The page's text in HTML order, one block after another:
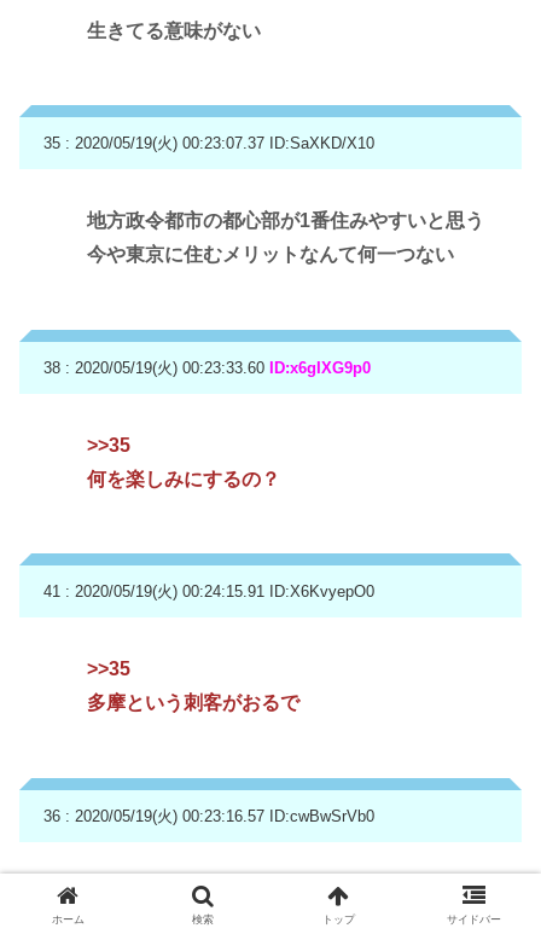
生きてる意味がない
35 : 2020/05/19(火) 00:23:07.37 ID:SaXKD/X10
地方政令都市の都心部が1番住みやすいと思う
今や東京に住むメリットなんて何一つない
38 : 2020/05/19(火) 00:23:33.60 ID:x6gIXG9p0
>>35
何を楽しみにするの？
41 : 2020/05/19(火) 00:24:15.91 ID:X6KvyepO0
>>35
多摩という刺客がおるで
36 : 2020/05/19(火) 00:23:16.57 ID:cwBwSrVb0
今回のコロナ騒動で思ったのは
やはり田舎は平和やということや
ホーム 検索 トップ サイドバー